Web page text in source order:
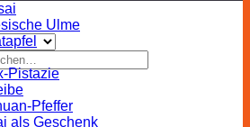
Ulme
Pistazie
Pfeffer
als Geschenk